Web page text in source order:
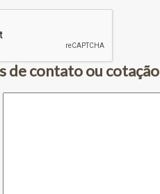
de contato ou cotação